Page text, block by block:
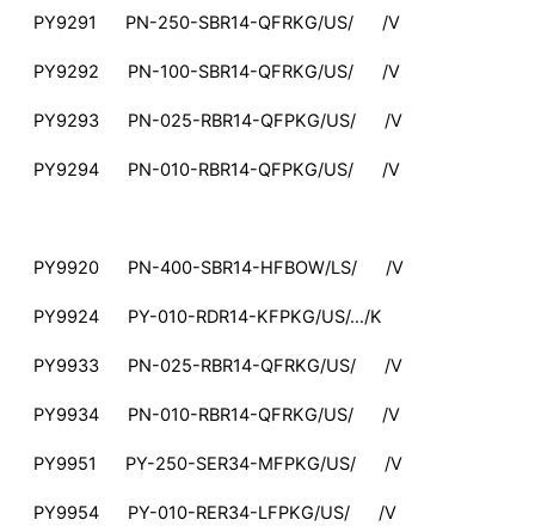
PY9291 PN-250-SBR14-QFRKG/US/ /V
PY9292 PN-100-SBR14-QFRKG/US/ /V
PY9293 PN-025-RBR14-QFPKG/US/ /V
PY9294 PN-010-RBR14-QFPKG/US/ /V
PY9920 PN-400-SBR14-HFBOW/LS/ /V
PY9924 PY-010-RDR14-KFPKG/US/…/K
PY9933 PN-025-RBR14-QFRKG/US/ /V
PY9934 PN-010-RBR14-QFRKG/US/ /V
PY9951 PY-250-SER34-MFPKG/US/ /V
PY9954 PY-010-RER34-LFPKG/US/ /V